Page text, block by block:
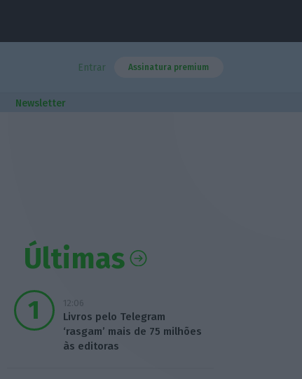
Entrar Assinatura premium
Newsletter
Últimas
12:06
Livros pelo Telegram
‘rasgam’ mais de 75 milhões
às editoras